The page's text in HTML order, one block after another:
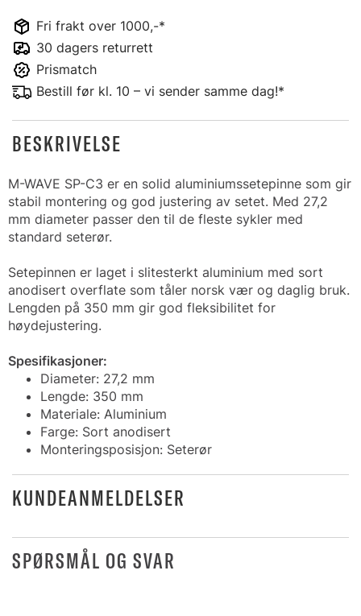
Fri frakt over 1000,-*
30 dagers returrett
Prismatch
Bestill før kl. 10 – vi sender samme dag!*
BESKRIVELSE
M-WAVE SP-C3 er en solid aluminiumssetepinne som gir
stabil montering og god justering av setet. Med 27,2
mm diameter passer den til de fleste sykler med
standard seterør.
Setepinnen er laget i slitesterkt aluminium med sort
anodisert overflate som tåler norsk vær og daglig bruk.
Lengden på 350 mm gir god fleksibilitet for
høydejustering.
Spesifikasjoner:
Diameter: 27,2 mm
Lengde: 350 mm
Materiale: Aluminium
Farge: Sort anodisert
Monteringsposisjon: Seterør
KUNDEANMELDELSER
SPØRSMÅL OG SVAR